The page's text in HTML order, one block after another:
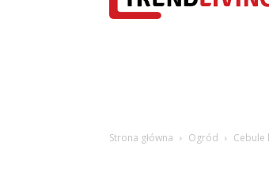
Strona główna Ogród Cebule